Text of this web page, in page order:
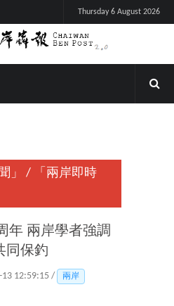
Thursday 6 August 2026
」 /
「兩岸即時
年 兩岸學者強調
同保釣
12:59:15 /
兩岸